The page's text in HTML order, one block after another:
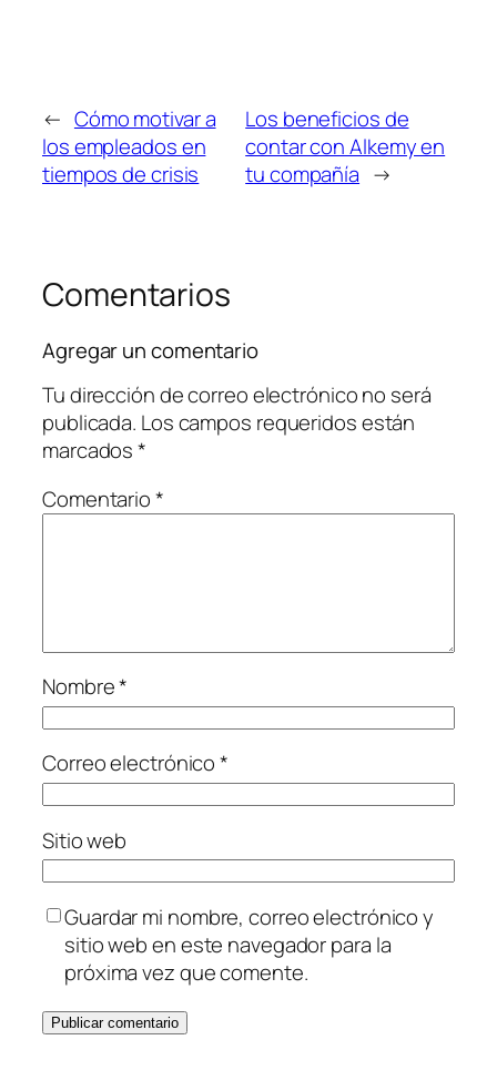
← Cómo motivar a
los empleados en
tiempos de crisis
Los beneficios de
contar con Alkemy en
tu compañía →
Comentarios
Agregar un comentario
Tu dirección de correo electrónico no será
publicada. Los campos requeridos están
marcados*
Comentario*
Nombre*
Correo electrónico*
Sitio web
Guardar mi nombre, correo electrónico y
sitio web en este navegador para la
próxima vez que comente.